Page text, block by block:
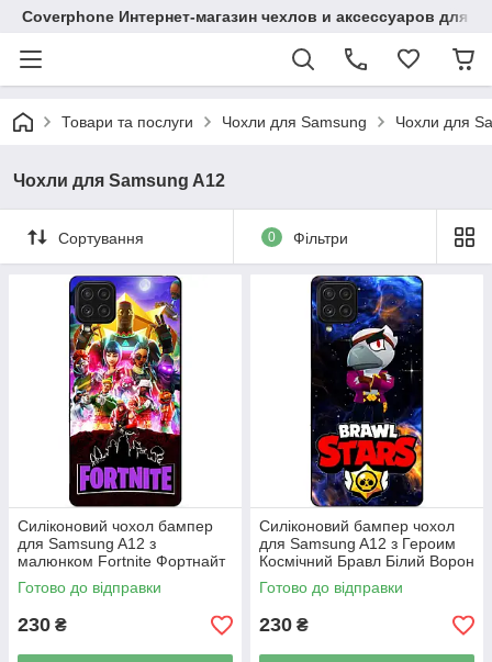
Coverphone Интернет-магазин чехлов и аксессуаров для
Товари та послуги Чохли для Samsung Чохли для
Чохли для Samsung A12
Сортування 0 Фільтри
Силіконовий чохол бампер
для Samsung A12 з
малюнком Fortnite Фортнайт
Готово до відправки
230 ₴
Силіконовий бампер чохол
для Samsung A12 з Героим
Космічний Бравл Білий Ворон
Готово до відправки
230 ₴